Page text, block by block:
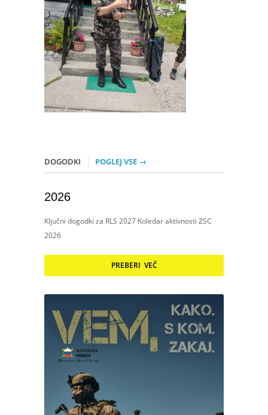
DOGODKI POGLEJ VSE →
2026
Ključni dogodki za RLS 2027 Koledar aktivnosti ZSC
2026
PREBERI VEČ